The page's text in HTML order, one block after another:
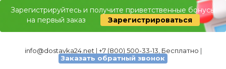
Зарегистрируйтесь и получите приветственные бонусы
на первый заказ
Зарегистрироваться
info@dostavka24.net | +7 (800) 500-33-13, Бесплатно |
Заказать обратный звонок